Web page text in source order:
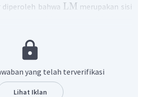
diperoleh bahwa LMmerupakan sisi
KM
rumus Pythagorasnya adalah
yang telah terverifikasi
Lihat Iklan